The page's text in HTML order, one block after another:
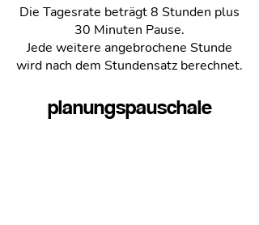
Die Tagesrate beträgt 8 Stunden plus
30 Minuten Pause.
Jede weitere angebrochene Stunde
wird nach dem Stundensatz berechnet.
planungspauschale